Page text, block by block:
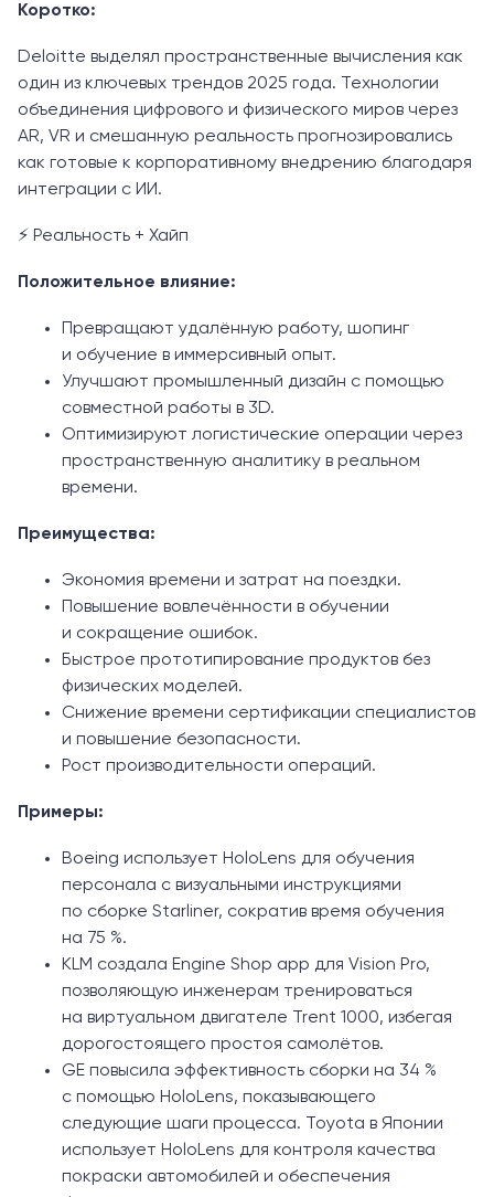
Коротко:
Deloitte выделял пространственные вычисления как
один из ключевых трендов 2025 года. Технологии
объединения цифрового и физического миров через
AR, VR и смешанную реальность прогнозировались
как готовые к корпоративному внедрению благодаря
интеграции с ИИ.
⚡ Реальность + Хайп
Положительное влияние:
Превращают удалённую работу, шопинг
и обучение в иммерсивный опыт.
Улучшают промышленный дизайн с помощью
совместной работы в 3D.
Оптимизируют логистические операции через
пространственную аналитику в реальном
времени.
Преимущества:
Экономия времени и затрат на поездки.
Повышение вовлечённости в обучении
и сокращение ошибок.
Быстрое прототипирование продуктов без
физических моделей.
Снижение времени сертификации специалистов
и повышение безопасности.
Рост производительности операций.
Примеры:
Boeing использует HoloLens для обучения
персонала с визуальными инструкциями
по сборке Starliner, сократив время обучения
на 75 %.
KLM создала Engine Shop app для Vision Pro,
позволяющую инженерам тренироваться
на виртуальном двигателе Trent 1000, избегая
дорогостоящего простоя самолётов.
GE повысила эффективность сборки на 34 %
с помощью HoloLens, показывающего
следующие шаги процесса. Toyota в Японии
использует HoloLens для контроля качества
покраски автомобилей и обеспечения